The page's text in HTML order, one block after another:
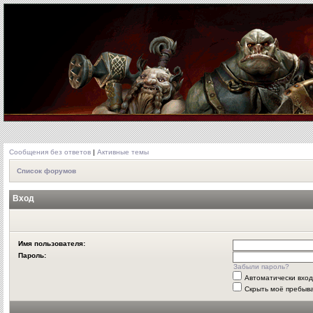
Сообщения без ответов | Активные темы
Список форумов
Вход
Имя пользователя:
Пароль:
Забыли пароль?
Автоматически
Скрыть моё